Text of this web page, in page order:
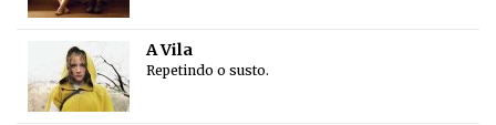
A Vila
Repetindo o susto.